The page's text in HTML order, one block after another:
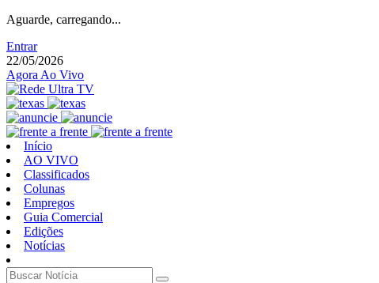
Aguarde, carregando...
Entrar
22/05/2026
Agora Ao Vivo
Início
AO VIVO
Classificados
Colunas
Empregos
Guia Comercial
Edições
Notícias